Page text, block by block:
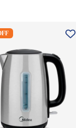
com Visor Inox/Preto